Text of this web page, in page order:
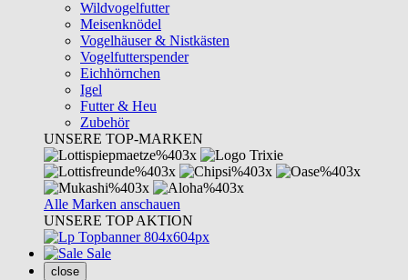
Wildvogelfutter
Meisenknödel
Vogelhäuser & Nistkästen
Vogelfutterspender
Eichhörnchen
Igel
Futter & Heu
Zubehör
UNSERE TOP-MARKEN
Alle Marken anschauen
UNSERE TOP AKTION
Sale
close